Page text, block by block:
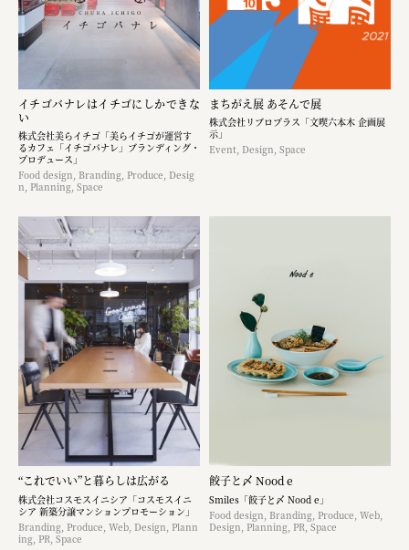
イチゴバナレはイチゴにしかできな
い
株式会社美らイチゴ「美らイチゴが運営す
るカフェ「イチゴバナレ」ブランディング・
プロデュース」
Food design, Branding, Produce, Desig
n, Planning, Space
まちがえ展 あそんで展
株式会社リブロプラス「文喫六本木 企画展
示」
Event, Design, Space
“これでいい”と暮らしは広がる
株式会社コスモスイニシア「コスモスイニ
シア 新築分譲マンションプロモーション」
Branding, Produce, Web, Design, Plann
ing, PR, Space
餃子と〆 Nood e
Smiles「餃子と〆 Nood e」
Food design, Branding, Produce, Web,
Design, Planning, PR, Space